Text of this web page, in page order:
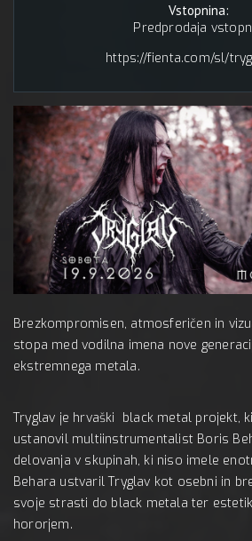
Vstopnina:
Predprodaja
https://fienta.com/sl/
Brezkompromisen, atmosferičen in
stopa med vodilna imena nove
ekstremnega metala.
Tryglav je hrvaški black metal projekt,
ustanovil multiinstrumentalist Boris
delovanja v skupinah, ki niso imele
Behara ustvaril Tryglav kot osebni in
svoje strasti do black metala ter
hororjem.